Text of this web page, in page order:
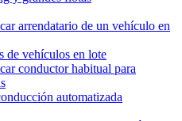
arrendatario de un vehículo en
de vehículos en lote
conductor habitual para
automatizada